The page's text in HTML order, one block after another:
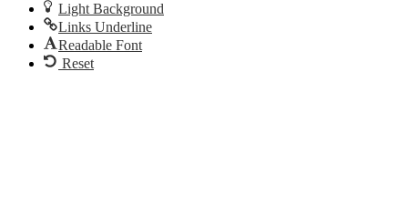
Light Background
Links Underline
Readable Font
Reset